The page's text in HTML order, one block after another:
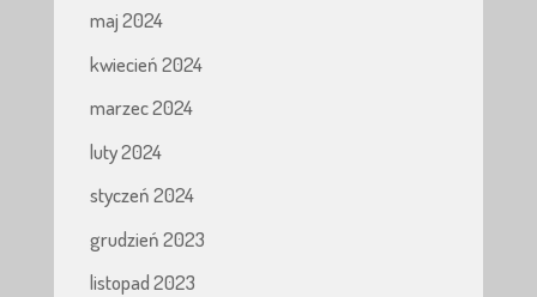
maj 2024
kwiecień 2024
marzec 2024
luty 2024
styczeń 2024
grudzień 2023
listopad 2023